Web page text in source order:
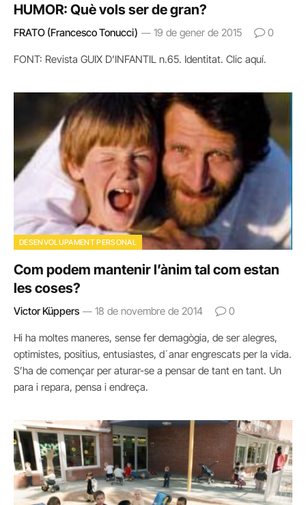
HUMOR: Què vols ser de gran?
FRATO (Francesco Tonucci) 19 de gener de 2015 0
FONT: Revista GUIX D’INFANTIL n.65. Identitat. Clic aquí.
DESENVOLUPAMENT PERSONAL
Com podem mantenir l’ànim tal com estan
les coses?
Victor Küppers 18 de novembre de 2014 0
Hi ha moltes maneres, sense fer demagògia, de ser alegres,
optimistes, positius, entusiastes, d´anar engrescats per la vida.
S’ha de començar per aturar-se a pensar de tant en tant. Un
para i repara, pensa i endreça.